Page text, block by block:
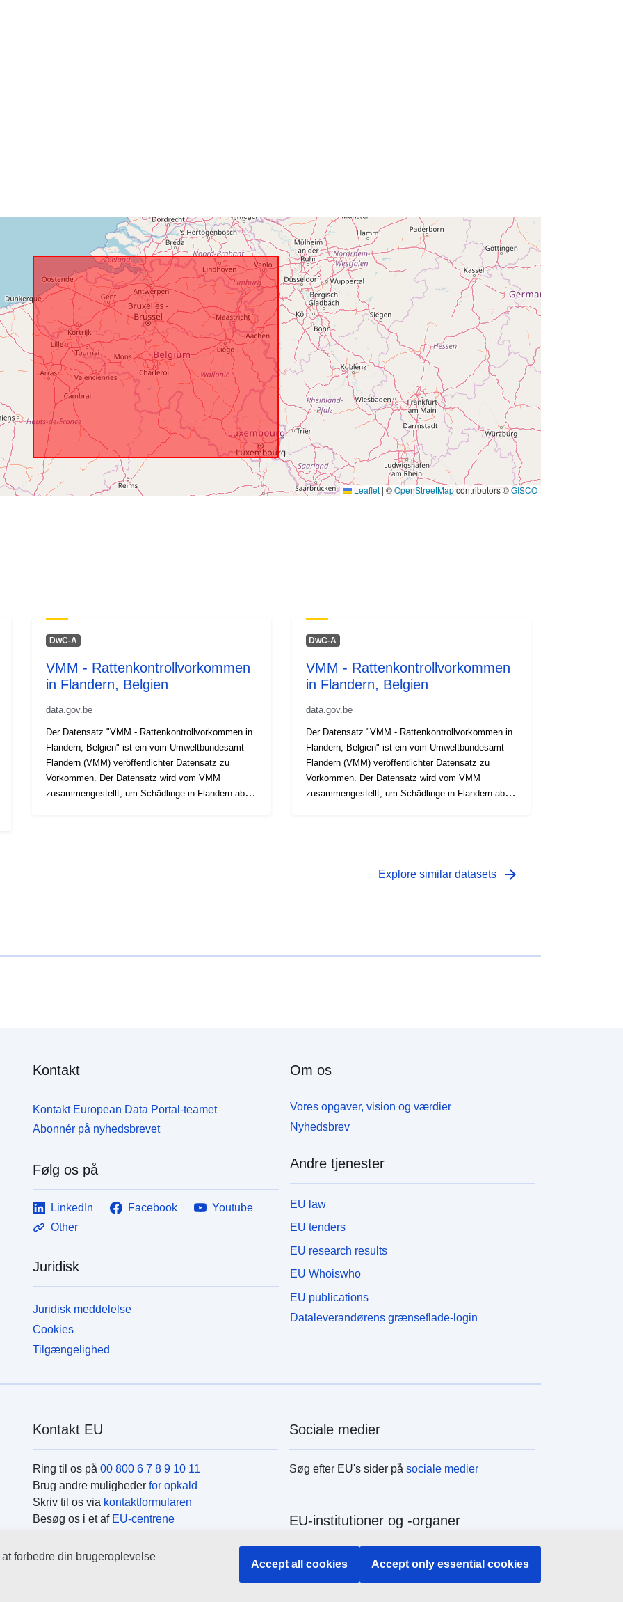
Leaflet | ©OpenStreetMapcontributors ©GISCO
Adgangsrettighe
der:
public
DwC-A
VMM - Rattenkontrollvorkommen
in Flandern, Belgien
data.gov.be
Der Datensatz "VMM - Rattenkontrollvorkommen in
Flandern, Belgien" ist ein vom Umweltbundesamt
Flandern (VMM) veröffentlichter Datensatz zu
Vorkommen. Der Datensatz wird vom VMM
zusammengestellt, um Schädlinge in Flandern ab
Wenn Sie Fragen zu diesem Datensatz haben,
opendata@inbo.be zu kontaktieren.
DwC-A
VMM - Rattenkontrollvorkommen
in Flandern, Belgien
data.gov.be
Der Datensatz "VMM - Rattenkontrollvorkommen in
Flandern, Belgien" ist ein vom Umweltbundesamt
Flandern (VMM) veröffentlichter Datensatz zu
Vorkommen. Der Datensatz wird vom VMM
zusammengestellt, um Schädlinge in Flandern ab
einbezogen. Hier wird es als standardisiertes Darwin
Wenn Sie Fragen zu diesem Datensatz haben,
opendata@inbo.be zu kontaktieren.
Explore similar datasets arrow_forward
Kontakt
Kontakt European Data Portal-teamet
Abonnér på nyhedsbrevet
Følg os på
LinkedIn Facebook
Youtube
Other
Juridisk
Juridisk meddelelse
Cookies
Tilgængelighed
Om os
Vores opgaver, vision og værdier
Nyhedsbrev
Andre tjenester
EU law
EU tenders
EU research results
EU Whoiswho
EU publications
Dataleverandørens grænseflade-login
Kontakt EU
Ring til os på 00 800 6 7 8 9 10 11
Brug andre muligheder for opkald
Skriv til os via kontaktformularen
Besøg os i et af EU-centrene
Sociale medier
Søg efter EU's sider påsociale medier
EU-institutioner og -organer
Søg efter alle EU-institutioner og -organer
forbedre din brugeroplevelse
Accept all cookies Accept only essential cookies